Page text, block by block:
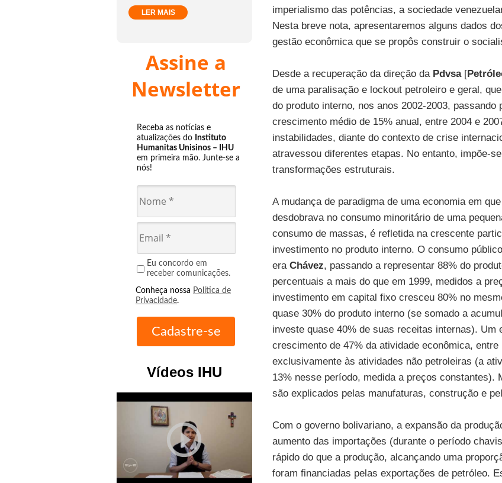
LER MAIS
Assine a
Newsletter
Receba as notícias e
atualizações do Instituto
Humanitas Unisinos – IHU
em primeira mão. Junte-se a
nós!
Eu concordo em
receber comunicações.
Conheça nossa Política de
Privacidade.
Vídeos IHU
play_circle_outline
imperialismo das potências, a sociedade
Nesta breve nota, apresentaremos alguns dados
gestão econômica que se propôs construir o
Desde a recuperação da direção da Pdvsa [
de uma paralisação e lockout petroleiro e geral,
do produto interno, nos anos 2002-2003, passando
crescimento médio de 15% anual, entre 2004 e
instabilidades, diante do contexto de crise
atravessou diferentes etapas. No entanto, impõe-
transformações estruturais.
A mudança de paradigma de uma economia em
desdobrava no consumo minoritário de uma
consumo de massas, é refletida na crescente
investimento no produto interno. O consumo
era Chávez, passando a representar 88% do
percentuais a mais do que em 1999, medidos a
investimento em capital fixo cresceu 80% no
quase 30% do produto interno (se somado a
investe quase 40% de suas receitas internas). Um
crescimento de 47% da atividade econômica, entre
exclusivamente às atividades não petroleiras (a
13% nesse período, medida a preços constantes).
são explicados pelas manufaturas, construção e
Com o governo bolivariano, a expansão da
aumento das importações (durante o período
rápido do que a produção, alcançando uma
foram financiadas pelas exportações de petróleo.